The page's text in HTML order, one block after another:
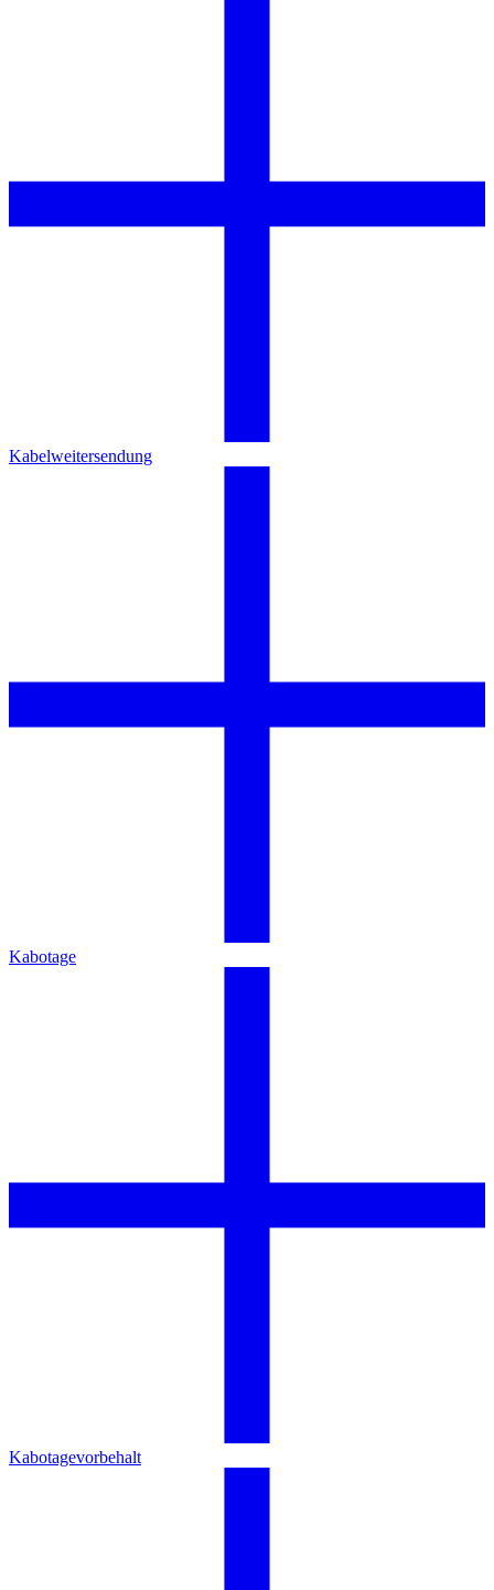
Kabelweitersendung
Kabotage
Kabotagevorbehalt